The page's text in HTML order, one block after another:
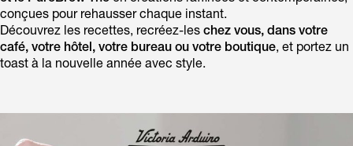
conçues pour rehausser chaque instant.
Découvrez les recettes, recréez-les chez vous, dans votre
café, votre hôtel, votre bureau ou votre boutique, et portez un
toast à la nouvelle année avec style.